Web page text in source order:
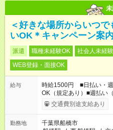
＜好きな場所からいつ
いOK＊キャンペーン案
派遣 職種未経験OK 社会人未経
WEB登録・面接OK
給与
時給1500円 ■日払い・
OK（規定あり）■週払い
交通費別途支給あり
勤務地
千葉県船橋市